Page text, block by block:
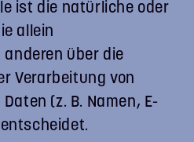
ist die natürliche oder
allein
über die
Verarbeitung von
(z. B. Namen, E-